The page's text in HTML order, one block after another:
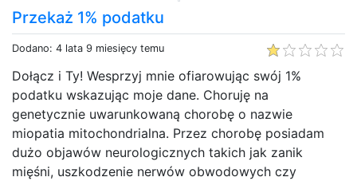
Przekaż 1% podatku
Dodano: 4 lata 9 miesięcy temu
Dołącz i Ty! Wesprzyj mnie ofiarowując swój 1%
podatku wskazując moje dane. Choruję na
genetycznie uwarunkowaną chorobę o nazwie
miopatia mitochondrialna. Przez chorobę posiadam
dużo objawów neurologicznych takich jak zanik
mięśni, uszkodzenie nerwów obwodowych czy